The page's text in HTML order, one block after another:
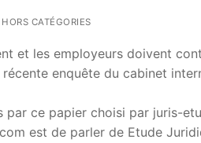
HORS CATÉGORIES
et les employeurs doivent
récente enquête du cabinet
par ce papier choisi par juris-
est de parler de Etude